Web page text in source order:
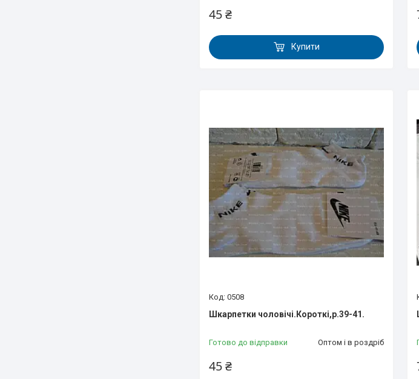
45 ₴
Купити
0508
Шкарпетки чоловічі.Короткі,р.39-41.
Готово до відправки Оптом і в роздріб
45 ₴